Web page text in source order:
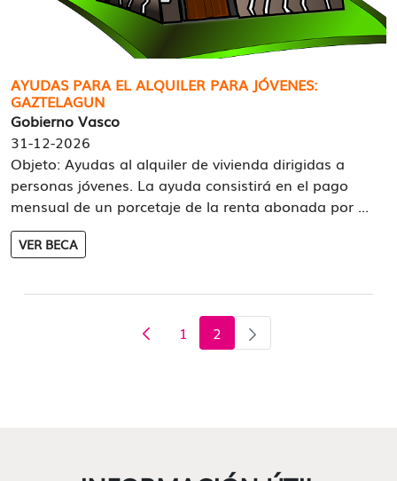
AYUDAS PARA EL ALQUILER PARA JÓVENES:
GAZTELAGUN
Gobierno Vasco
31-12-2026
Objeto: Ayudas al alquiler de vivienda dirigidas a
personas jóvenes. La ayuda consistirá en el pago
mensual de un porcetaje de la renta abonada por ...
VER BECA
Página
1 Página
2